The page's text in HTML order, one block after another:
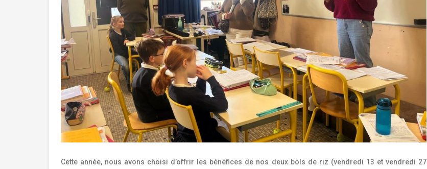
Cette année, nous avons choisi d’offrir les bénéfices de nos deux bols de riz (vendredi 13 et vendredi 27